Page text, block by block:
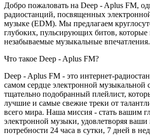
Добро пожаловать на Deep - Aplus FM,
радиостанций, посвященных
музыке (EDM). Мы предлагаем
глубоких, пульсирующих битов, которые
незабываемые музыкальные впечатления.
Что такое Deep - Aplus FM?
Deep - Aplus FM - это интернет-
самом сердце электронной
тщательно подобранный плейлист,
лучшие и самые свежие треки от
всего мира. Наша миссия - стать вашим
электронной музыки, удовлетворяя
потребности 24 часа в сутки, 7 дней в